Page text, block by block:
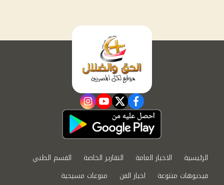
facebook
twitter
youtube
instagram
الرئيسية الاخبار العامة التقارير الخاصة
القسم الطبي
فيديوهات متنوعة
اخبار الفن منوعات مسيحية